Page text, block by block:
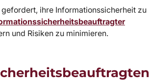
ihre Informationssicherheit zu
und Risiken zu minimieren.